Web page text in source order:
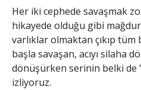
Her iki cephede savaşmak
hikayede olduğu gibi
varlıklar olmaktan çıkıp
başla savaşan, acıyı silaha
dönüşürken serinin belki de
izliyoruz.